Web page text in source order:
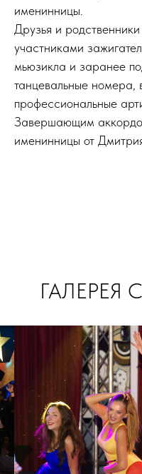
именинницы.
Друзья и
участниками
мьюзикла и заранее
танцевальные номера,
профессиональные
Завершающим
именинницы от
ГАЛЕРЕЯ